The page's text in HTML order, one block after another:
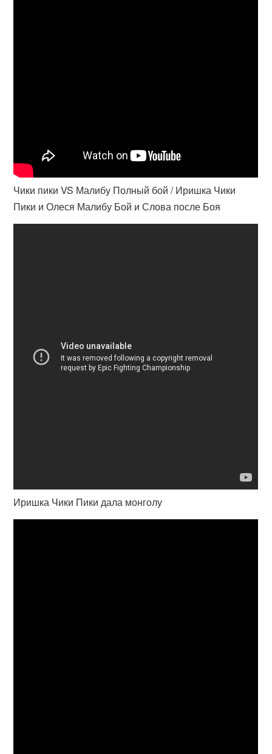
Чики пики VS Малибу Полный бой / Иришка Чики
Пики и Олеся Малибу Бой и Слова после Боя
Иришка Чики Пики дала монголу